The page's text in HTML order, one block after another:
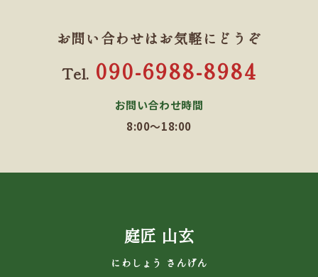
お問い合わせはお気軽にどうぞ
Tel. 090-6988-8984
お問い合わせ時間
8:00～18:00
庭匠 山玄
にわしょう さんげん